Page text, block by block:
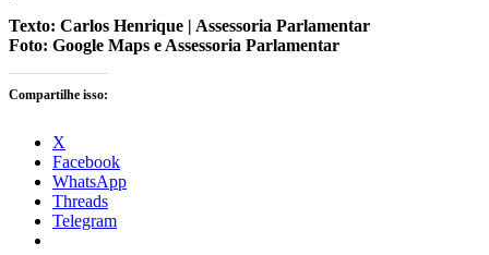
Texto: Carlos Henrique | Assessoria Parlamentar
Foto: Google Maps e Assessoria Parlamentar
Compartilhe isso:
X
Facebook
WhatsApp
Threads
Telegram